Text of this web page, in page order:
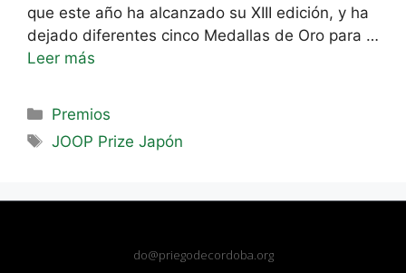
que este año ha alcanzado su XIII edición, y ha
dejado diferentes cinco Medallas de Oro para …
Leer más
Premios
JOOP Prize Japón
do@priegodecordoba.org